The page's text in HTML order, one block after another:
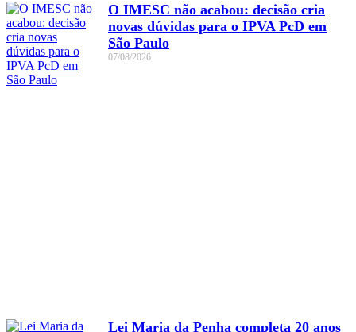
O IMESC não acabou: decisão cria
novas dúvidas para o IPVA PcD em
São Paulo
07/08/2026
Lei Maria da Penha completa 20 anos